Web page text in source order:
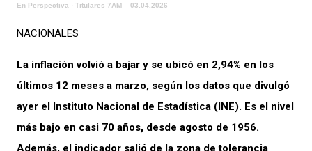
En Perspectiva · Titulares 7AM – 03.04.2026
NACIONALES
La inflación volvió a bajar y se ubicó en 2,94% en los
últimos 12 meses a marzo, según los datos que divulgó
ayer el Instituto Nacional de Estadística (INE). Es el nivel
más bajo en casi 70 años, desde agosto de 1956.
Además, el indicador salió de la zona de tolerancia